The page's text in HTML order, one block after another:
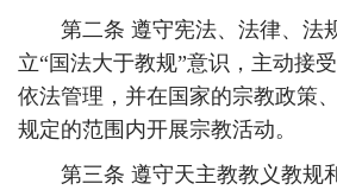
第二条 遵守宪法、法律、法
立“国法大于教规”意识，主动接
依法管理，并在国家的宗教政策
规定的范围内开展宗教活动。
第三条 遵守天主教教义教规